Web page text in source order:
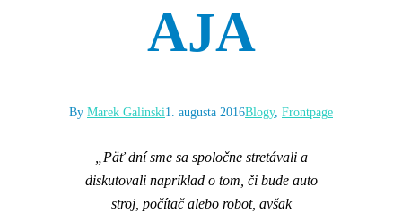
AJA
By Marek Galinski1. augusta 2016Blogy, Frontpage
„Päť dní sme sa spoločne stretávali a
diskutovali napríklad o tom, či bude auto
stroj, počítač alebo robot, avšak